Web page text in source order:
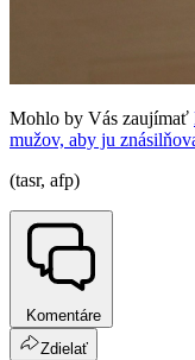
Mohlo by Vás zaujímať
mužov, aby ju
(tasr, afp)
Komentáre
Zdielať